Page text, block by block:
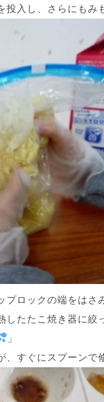
投入し、さらにもみ
プロックの端をはさ
したたこ焼き器に絞
」
、すぐにスプーン